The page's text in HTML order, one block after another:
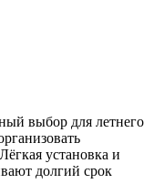
выбор для летнего
установка и
долгий срок